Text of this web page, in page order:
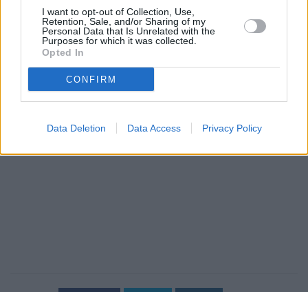
I want to opt-out of Collection, Use,
Retention, Sale, and/or Sharing of my
Personal Data that Is Unrelated with the
Purposes for which it was collected.
Opted In
CONFIRM
Data Deletion Data Access Privacy Policy
116000», σε όλα τα Αστυνομικά Τμήματα της χώρας
αλλά και μέσω της εφαρμογής Missing Alert app όπου
υπάρχει ζωντανή ενημέρωση για την εξαφάνιση.